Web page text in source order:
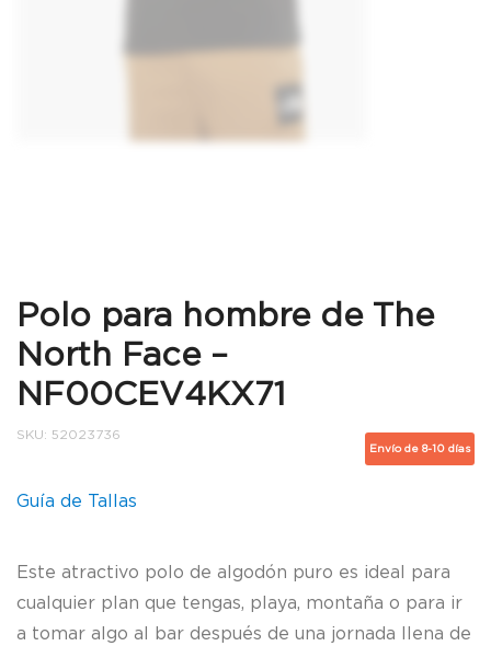
Polo para hombre de The
North Face –
NF00CEV4KX71
Envío de 8-10 días
SKU: 52023736
Guía de Tallas
Este atractivo polo de algodón puro es ideal para
cualquier plan que tengas, playa, montaña o para ir
a tomar algo al bar después de una jornada llena de